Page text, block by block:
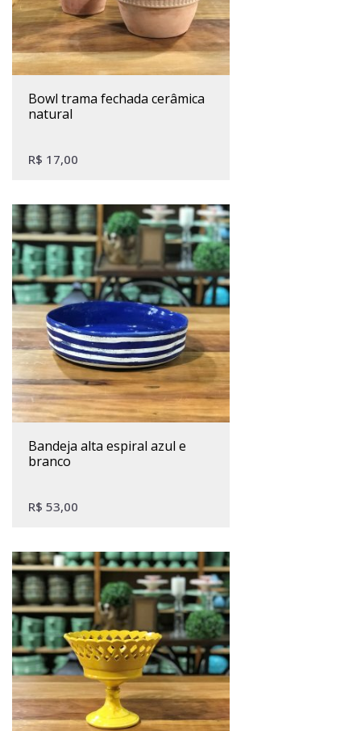
bowl trama fechada cerâmica
natural
R$ 17,00
bandeja alta espiral azul e
branco
R$ 53,00